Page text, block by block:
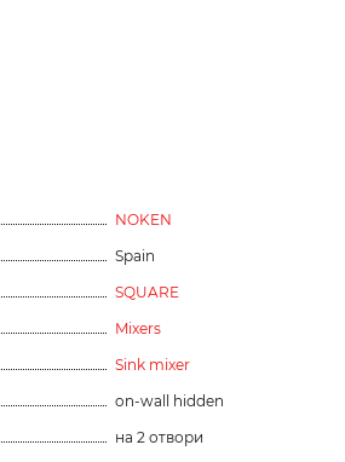
NOKEN
Spain
SQUARE
Mixers
Sink mixer
on-wall hidden
на 2 отвори